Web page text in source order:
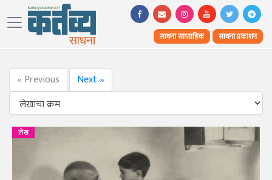
साधना साप्ताहिक साधना प्रकाशन
« Previous Next »
लेख